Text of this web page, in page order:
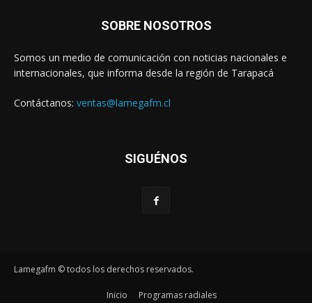
SOBRE NOSOTROS
Somos un medio de comunicación con noticias nacionales e
internacionales, que informa desde la región de Tarapacá
Contáctanos: ventas@lamegafm.cl
SIGUÉNOS
Lamegafm © todos los derechos reservados.
Inicio Programas radiales